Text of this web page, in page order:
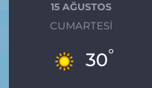
15 AĞUSTOS
CUMARTESI
30°